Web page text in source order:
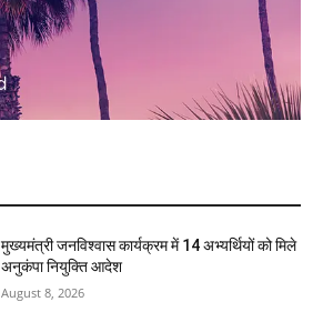
मुख्यमंत्री जनविश्वास कार्यक्रम में 14 अभ्यर्थियों को मिले
अनुकंपा नियुक्ति आदेश
August 8, 2026